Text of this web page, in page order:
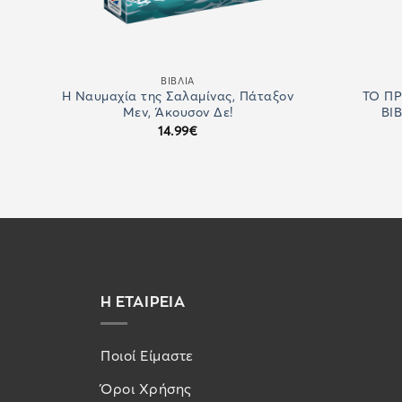
ΒΙΒΛΙΑ
Η Ναυμαχία της Σαλαμίνας, Πάταξον
Μεν, Άκουσον Δε!
14.99€
ΤΟ
Η ΕΤΑΙΡΕΙΑ
Ποιοί Είμαστε
Όροι Χρήσης